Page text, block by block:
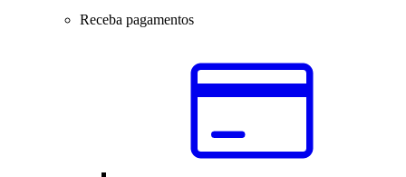
Receba pagamentos